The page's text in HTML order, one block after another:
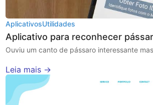
AplicativosUtilidades
Aplicativo para reconhecer
Ouviu um canto de pássaro interessante
Leia mais →